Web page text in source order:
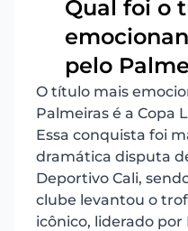
Qual foi o
pelo
O título mais
Palmeiras é a Copa
Essa conquista foi
dramática disputa
Deportivo Cali,
clube levantou o
icônico, liderado por